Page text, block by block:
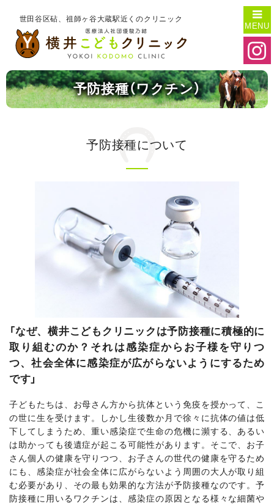
世田谷区砧、祖師ヶ谷大蔵駅近くのクリニック

予防接種（ワクチン）
予防接種について
「なぜ、横井こどもクリニックは予防接種に積極的に
取り組むのか？それは感染症からお子様を守りつ
つ、社会全体に感染症が広がらないようにするため
です」
子どもたちは、お母さん方から抗体という免疫を授かって、こ
の世に生を受けます。しかし生後数か月で徐々に抗体の値は低
下してしまうため、重い感染症で生命の危機に瀕する、あるい
は助かっても後遺症が起こる可能性があります。そこで、お子
さん個人の健康を守りつつ、お子さんの世代の健康を守るため
にも、感染症が社会全体に広がらないよう周囲の大人が取り組
む必要があり、その最も効果的な方法が予防接種なのです。予
防接種に用いるワクチンは、感染症の原因となる様々な細菌や